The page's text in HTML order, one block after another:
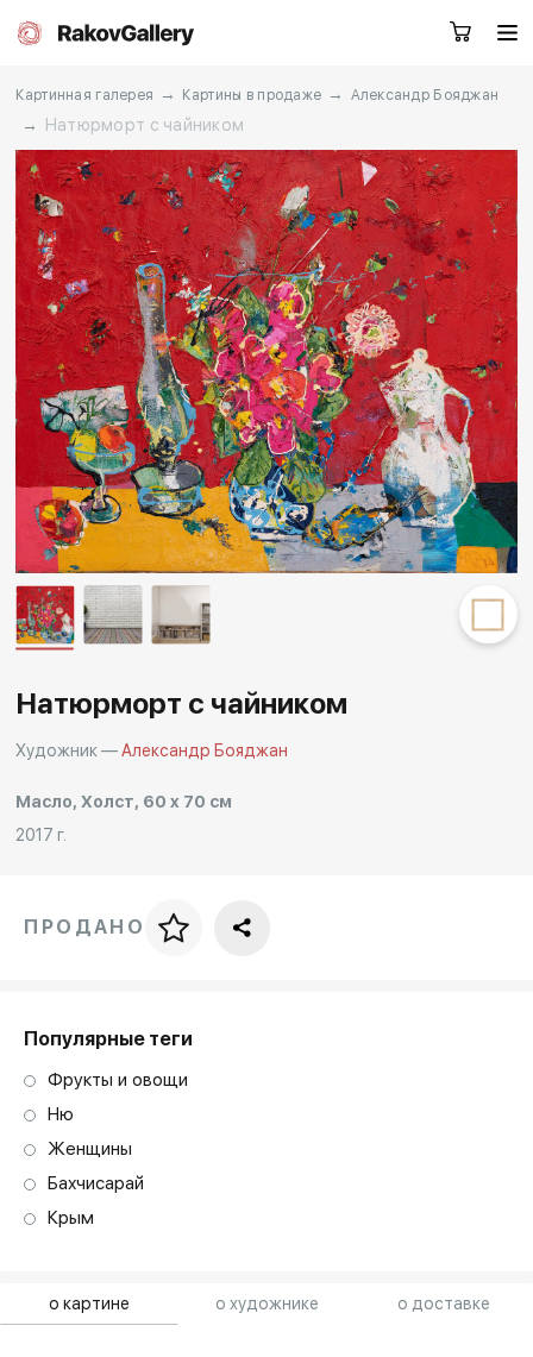
Екатеринбург
RU EN CN
Каталог Художники
О нас Услуги
События Контакты
Другие проекты
Rakov
baget
Заказать звонок
Картинная галерея → Картины в продаже → Александр Бояджан
→ Натюрморт с чайником
о картине о художнике о доставке
Натюрморт с чайником
Художник —Александр Бояджан
Масло, Холст, 60 x 70 см
2017 г.
Цена за багет
ПРОДАНО
Популярные теги
Фрукты и овощи
Ню
Женщины
Бахчисарай
Крым